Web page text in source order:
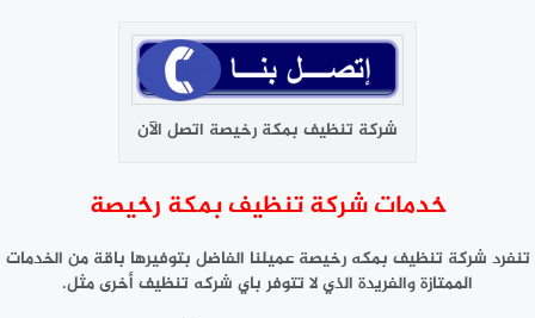
شركة تنظيف بمكة رخيصة اتصل الآن
خدمات شركة تنظيف بمكة رخيصة
تنفرد شركة تنظيف بمكه رخيصة عميلنا الفاضل بتوفيرها باقة من الخدمات
الممتازة والفريدة الذي لا تتوفر باي شركه تنظيف أخرى مثل.